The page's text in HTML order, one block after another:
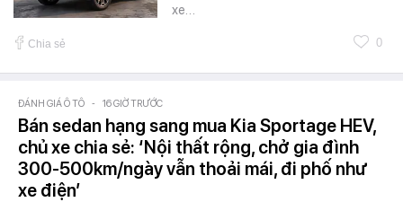
xe…
Chia sẻ 0
ĐÁNH GIÁ Ô TÔ - 16 GIỜ TRƯỚC
Bán sedan hạng sang mua Kia Sportage HEV,
chủ xe chia sẻ: ‘Nội thất rộng, chở gia đình
300-500km/ngày vẫn thoải mái, đi phố như
xe điện’